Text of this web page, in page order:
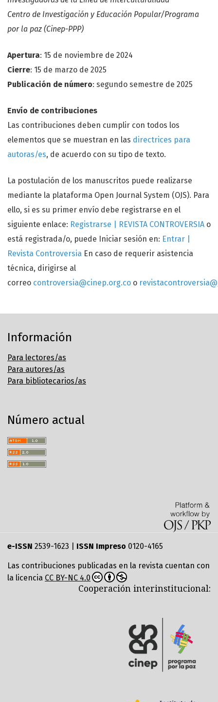
Centro de Investigación y Educación Popular/Programa
por la paz (Cinep-PPP)
Apertura: 15 de noviembre de 2024
Cierre: 15 de marzo de 2025
Publicación de número: segundo semestre de 2025
Envío de contribuciones
Las contribuciones deben cumplir con todos los
elementos que se muestran en las directrices para
autoras/es, de acuerdo con su tipo de texto.
La postulación de los manuscritos puede realizarse
mediante la plataforma Open Journal System (OJS). Para
ello, si es su primer envío debe registrarse en el
siguiente enlace: Registrarse | REVISTA CONTROVERSIA o
está registrada/o, puede Iniciar sesión en: Entrar |
Revista Controversia En caso de requerir asistencia
técnica, dirigirse al
correo controversia@cinep.org.co o
Información
Para lectores/as
Para autores/as
Para bibliotecarios/as
Número actual
e-ISSN 2539-1623 | ISSN Impreso 0120-4165
Las contribuciones publicadas en la revista cuentan con
la licencia CC BY-NC 4.0
Cooperación interinstitucional: